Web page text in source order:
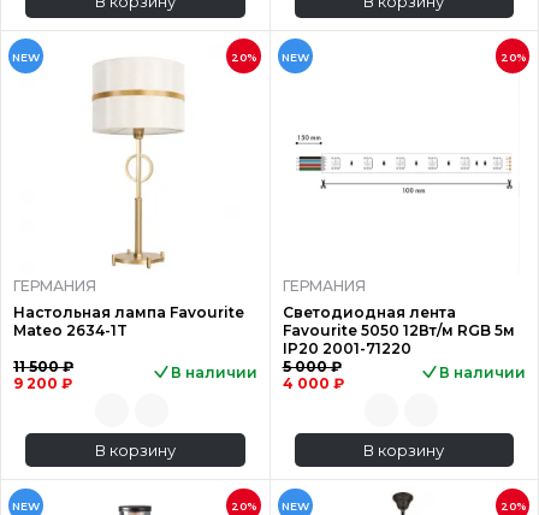
NEW 20%
ГЕРМАНИЯ
Настольная лампа Favourite
Mateo 2634-1T
11 500 ₽
9 200 ₽
В наличии
В корзину
NEW 20%
ГЕРМАНИЯ
Светодиодная лента
Favourite 5050 12Вт/м RGB 5м
IP20 2001-71220
5 000 ₽
4 000 ₽
В наличии
В корзину
NEW 20% NEW 20%